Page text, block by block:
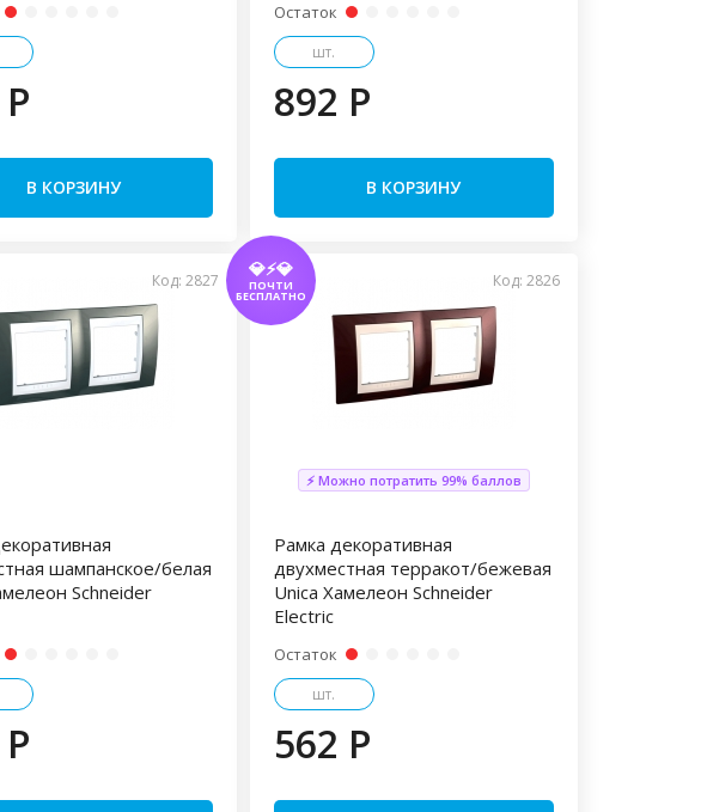
В КОРЗИНУ
Остаток
шт.
892 P
В КОРЗИНУ
Код: 2827
шампанское/белая
Schneider
💎⚡💎
ПОЧТИ
БЕСПЛАТНО
Код: 2826
⚡ Можно потратить 99% баллов
Рамка декоративная
двухместная терракот/бежевая
Unica Хамелеон Schneider
Electric
Остаток
шт.
562 P